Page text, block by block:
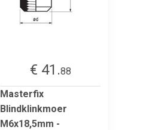
€ 41.88
Masterfix
Blindklinkmoer
M6x18,5mm -